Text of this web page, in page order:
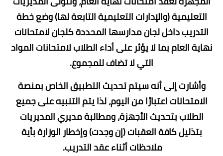
التعليمية (والإدارات التعليمية التابعة لها) وضع خطة
التدريب داخل لجان مدارسها المحددة كلجان لامتحانات
نهاية العام بما لا يؤثر على أداء الطلاب لامتحانات المواد
التي لا تضاف للمجموع.
وأشارت إلى أنه سيتم تحديث التطبيق الخاص بمنصة
الامتحانات اعتبارًا من اليوم، لذا يتم التنبيه على جميع
الطلاب بتحديث الأجهزة، ومطالبة مديري المديريات
بتذليل كافة العقبات (إن وجدت) وإخطار الوزارة بأية
ملاحظات أثناء عقد التدريب.